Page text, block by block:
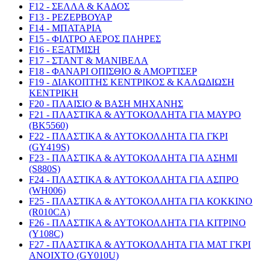
F12 - ΣΕΛΛΑ & ΚΑΔΟΣ
F13 - ΡΕΖΕΡΒΟΥΑΡ
F14 - ΜΠΑΤΑΡΙΑ
F15 - ΦΙΛΤΡΟ ΑΕΡΟΣ ΠΛΗΡΕΣ
F16 - ΕΞΑΤΜΙΣΗ
F17 - ΣΤΑΝΤ & ΜΑΝΙΒΕΛΑ
F18 - ΦΑΝΑΡΙ ΟΠΙΣΘΙΟ & ΑΜΟΡΤΙΣΕΡ
F19 - ΔΙΑΚΟΠΤΗΣ ΚΕΝΤΡΙΚΟΣ & ΚΑΛΩΔΙΩΣΗ
ΚΕΝΤΡΙΚΗ
F20 - ΠΛΑΙΣΙΟ & ΒΑΣΗ ΜΗΧΑΝΗΣ
F21 - ΠΛΑΣΤΙΚΑ & ΑΥΤΟΚΟΛΛΗΤΑ ΓΙΑ ΜΑΥΡΟ
(BK5560)
F22 - ΠΛΑΣΤΙΚΑ & ΑΥΤΟΚΟΛΛΗΤΑ ΓΙΑ ΓΚΡΙ
(GY419S)
F23 - ΠΛΑΣΤΙΚΑ & ΑΥΤΟΚΟΛΛΗΤΑ ΓΙΑ ΑΣΗΜΙ
(S880S)
F24 - ΠΛΑΣΤΙΚΑ & ΑΥΤΟΚΟΛΛΗΤΑ ΓΙΑ ΑΣΠΡΟ
(WH006)
F25 - ΠΛΑΣΤΙΚΑ & ΑΥΤΟΚΟΛΛΗΤΑ ΓΙΑ ΚΟΚΚΙΝΟ
(R010CA)
F26 - ΠΛΑΣΤΙΚΑ & ΑΥΤΟΚΟΛΛΗΤΑ ΓΙΑ ΚΙΤΡΙΝΟ
(Y108C)
F27 - ΠΛΑΣΤΙΚΑ & ΑΥΤΟΚΟΛΛΗΤΑ ΓΙΑ ΜΑΤ ΓΚΡΙ
ΑΝΟΙΧΤΟ (GY010U)